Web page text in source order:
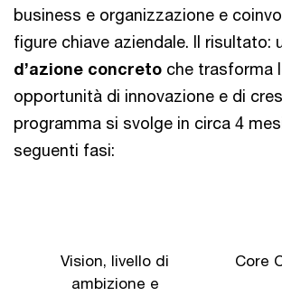
business e organizzazione e
figure chiave aziendale. Il risultato:
d’azione concreto che trasforma
opportunità di innovazione e di
programma si svolge in circa 4
seguenti fasi:
Vision, livello di
ambizione e
Core